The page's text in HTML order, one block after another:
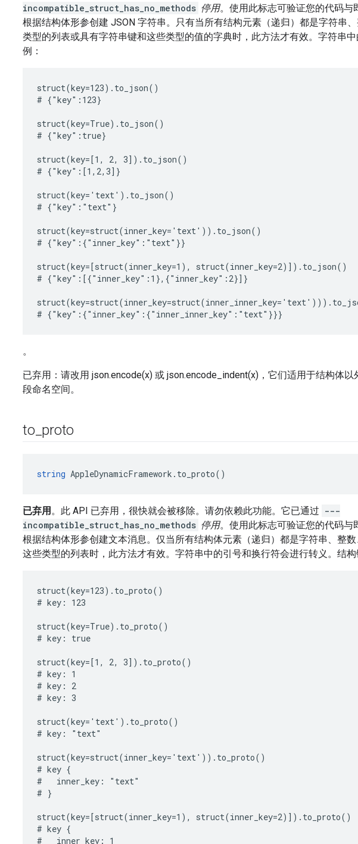
incompatible_struct_has_no_methods 停用。使用此标志可验证您的代码与
根据结构体形参创建 JSON 字符串。只有当所有结构元素（递归）都是字符串
类型的列表或具有字符串键和这些类型的值的字典时，此方法才有效。字符串
例：
struct(key=123).to_json()
# {"key":123}
struct(key=True).to_json()
# {"key":true}
struct(key=[1, 2, 3]).to_json()
# {"key":[1,2,3]}
struct(key='text').to_json()
# {"key":"text"}
struct(key=struct(inner_key='text')).to_json()
# {"key":{"inner_key":"text"}}
struct(key=[struct(inner_key=1), struct(inner_key=2)]).to_json()
# {"key":[{"inner_key":1},{"inner_key":2}]}
。
已弃用：请改用 json.encode(x) 或 json.encode_indent(x)，它们适用于结构体
段命名空间。
to proto
string AppleDynamicFramework.to_proto()
已弃用 。此 API 已弃用，很快就会被移除。请勿依赖此功能。它已通过 ---
incompatible_struct_has_no_methods 停用。使用此标志可验证您的代码与
根据结构体形参创建文本消息。仅当所有结构体元素（递归）都是字符串、整
这些类型的列表时，此方法才有效。字符串中的引号和换行符会进行转义。结
struct(key=123).to_proto()
# key: 123
struct(key=True).to_proto()
# key: true
struct(key=[1, 2, 3]).to_proto()
# key: 1
# key: 2
# key: 3
struct(key='text').to_proto()
# key: "text"
struct(key=struct(inner_key='text')).to_proto()
# key {
#   inner_key: "text"
# }
struct(key=[struct(inner_key=1), struct(inner_key=2)]).to_proto()
# key {
#   inner_key: 1